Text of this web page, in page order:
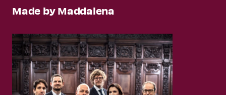
Made by Maddalena